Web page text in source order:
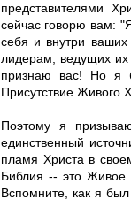
представителями
сейчас говорю вам:
себя и внутри
лидерам, ведущих их
признаю вас! Но я
Присутствие Живого
Поэтому я
единственный
пламя Христа в
Библия -- это Живое
Вспомните, как я